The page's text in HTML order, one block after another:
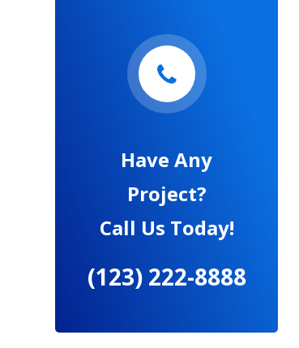
Have Any
Project?
Call Us Today!
(123) 222-8888